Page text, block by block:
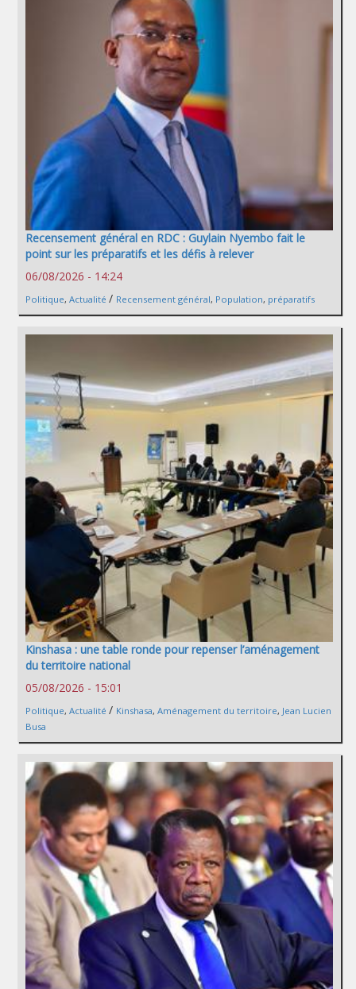
Recensement général en RDC : Guylain Nyembo fait le
point sur les préparatifs et les défis à relever
06/08/2026 - 14:24
Politique, Actualité / Recensement général, Population, préparatifs
Kinshasa : une table ronde pour repenser l’aménagement
du territoire national
05/08/2026 - 15:01
Politique, Actualité / Kinshasa, Aménagement du territoire, Jean Lucien
Busa